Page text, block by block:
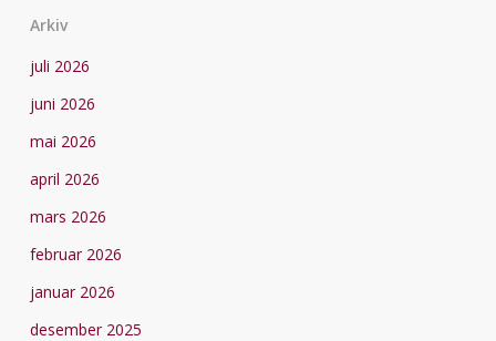
Arkiv
juli 2026
juni 2026
mai 2026
april 2026
mars 2026
februar 2026
januar 2026
desember 2025